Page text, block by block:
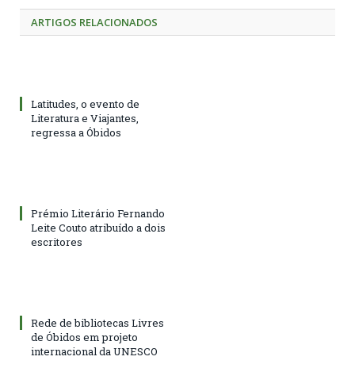
ARTIGOS RELACIONADOS
Latitudes, o evento de
Literatura e Viajantes,
regressa a Óbidos
Prémio Literário Fernando
Leite Couto atribuído a dois
escritores
Rede de bibliotecas Livres
de Óbidos em projeto
internacional da UNESCO